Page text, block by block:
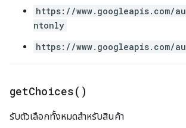
https://www.googleapis.com/
ntonly
https://www.googleapis.com/
getChoices( )
รับตัวเลือกทั้งหมดสำหรับสินค้า